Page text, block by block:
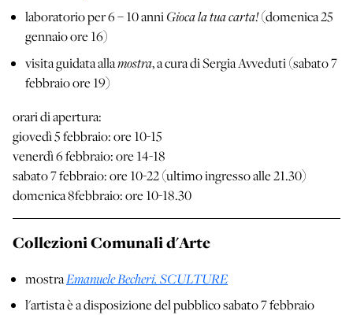
laboratorio per 6 – 10 anniGioca la tua carta!(domenica 25
gennaio ore 16)
visita guidata allamostra, a cura di Sergia Avveduti (sabato 7
febbraio ore 19)
orari di apertura:
giovedì 5 febbraio: ore 10-15
venerdì 6 febbraio: ore 14-18
sabato 7 febbraio: ore 10-22 (ultimo ingresso alle 21.30)
domenica 8febbraio: ore 10-18.30
Collezioni Comunali d'Arte
mostraEmanuele Becheri. SCULTURE
l'artista è a disposizione del pubblico sabato 7 febbraio